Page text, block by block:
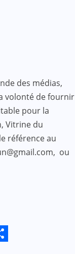
des médias,
volonté de fournir
pour la
Vitrine du
référence au
ou